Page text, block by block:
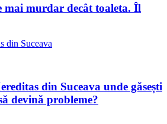
murdar decât toaleta. Îl
din Suceava unde găsești
devină probleme?